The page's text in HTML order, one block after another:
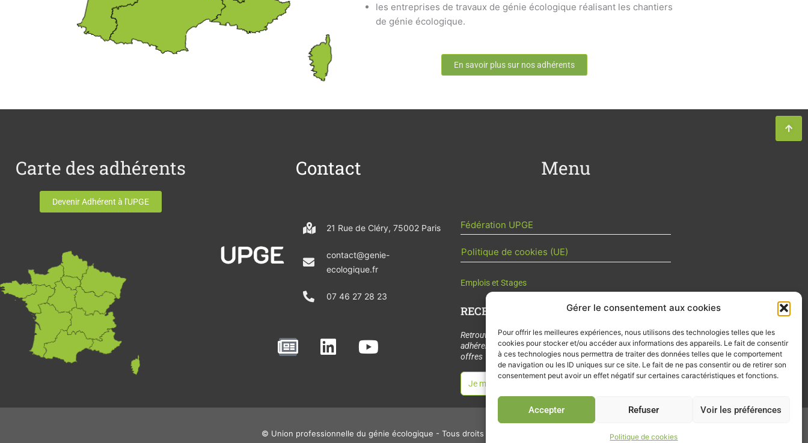
Gérer le consentement aux cookies
Pour offrir les meilleures expériences, nous utilisons des technologies telles que les
cookies pour stocker et/ou accéder aux informations des appareils. Le fait de consentir
à ces technologies nous permettra de traiter des données telles que le comportement
de navigation ou les ID uniques sur ce site. Le fait de ne pas consentir ou de retirer son
consentement peut avoir un effet négatif sur certaines caractéristiques et fonctions.
Accepter Refuser Voir les préférences
Politique de cookies
les entreprises de travaux de génie écologique réalisant les chantiers
de génie écologique.
En savoir plus sur nos adhérents
Carte des adhérents
Devenir Adhérent à l'UPGE
Contact
21 Rue de Cléry, 75002 Paris
contact@genie-
ecologique.fr
07 46 27 28 23
N
e
p
a
L
i
e
d
Y
o
u
b
Menu
Fédération UPGE
Politique de cookies (UE)
Emplois et Stages
RECEVOIR L'ACTU DE LA FILIÈRE
Retrouvez tous les mois les articles terrain de nos
adhérents, les rendez-vous importants de la filière, nos
offres de stages et d’emplois…
Je m'abonne à la lettre d'info
© Union professionnelle du génie écologique - Tous droits réservés - 2026